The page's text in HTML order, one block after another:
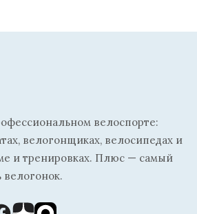
велоспорте:
велогонщиках, велосипедах и
и тренировках. Плюс — самый